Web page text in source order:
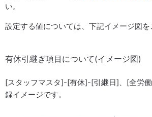
い。
設定する値については、下記イメージ図を
有休引継ぎ項目について(イメージ図)
[スタッフマスタ]-[有休]-[引継日]、[全労
録イメージです。